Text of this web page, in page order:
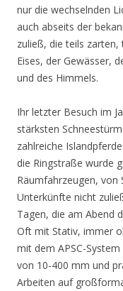
nur die wechselnden
auch abseits der
zuließ, die teils
Eises, der Gewässer,
und des Himmels.
Ihr letzter Besuch im
stärksten
zahlreiche
die Ringstraße wurde
Räumfahrzeugen, von
Unterkünfte nicht
Tagen, die am Abend
Oft mit Stativ, immer
mit dem APSC-
von 10-400 mm und
Arbeiten auf